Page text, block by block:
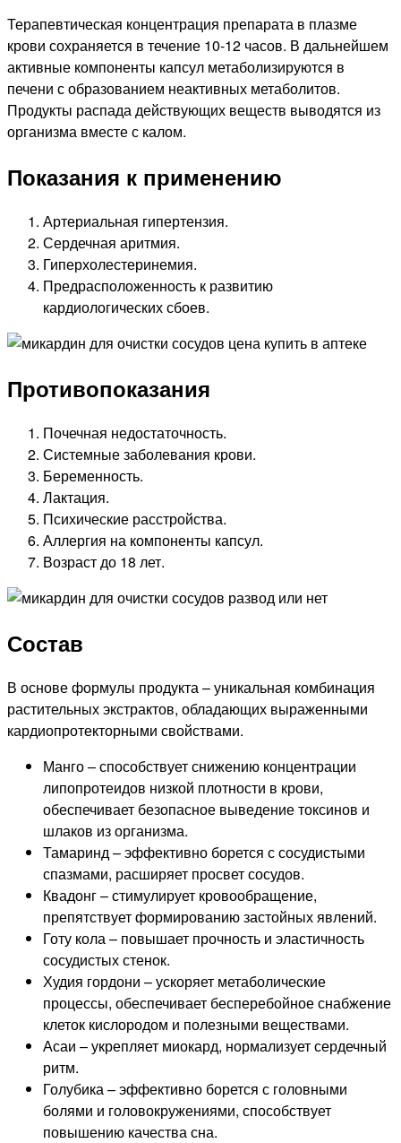
Терапевтическая концентрация препарата в плазме
крови сохраняется в течение 10-12 часов. В дальнейшем
активные компоненты капсул метаболизируются в
печени с образованием неактивных метаболитов.
Продукты распада действующих веществ выводятся из
организма вместе с калом.
Показания к применению
Артериальная гипертензия.
Сердечная аритмия.
Гиперхолестеринемия.
Предрасположенность к развитию
кардиологических сбоев.
Противопоказания
Почечная недостаточность.
Системные заболевания крови.
Беременность.
Лактация.
Психические расстройства.
Аллергия на компоненты капсул.
Возраст до 18 лет.
Состав
В основе формулы продукта – уникальная комбинация
растительных экстрактов, обладающих выраженными
кардиопротекторными свойствами.
Манго – способствует снижению концентрации
липопротеидов низкой плотности в крови,
обеспечивает безопасное выведение токсинов и
шлаков из организма.
Тамаринд – эффективно борется с сосудистыми
спазмами, расширяет просвет сосудов.
Квадонг – стимулирует кровообращение,
препятствует формированию застойных явлений.
Готу кола – повышает прочность и эластичность
сосудистых стенок.
Худия гордони – ускоряет метаболические
процессы, обеспечивает бесперебойное снабжение
клеток кислородом и полезными веществами.
Асаи – укрепляет миокард, нормализует сердечный
ритм.
Голубика – эффективно борется с головными
болями и головокружениями, способствует
повышению качества сна.